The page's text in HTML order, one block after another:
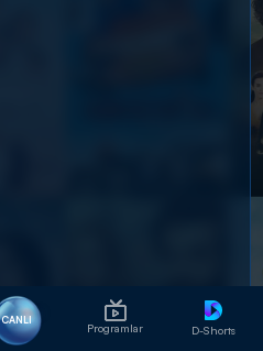
CANLI
Programlar D-Shorts